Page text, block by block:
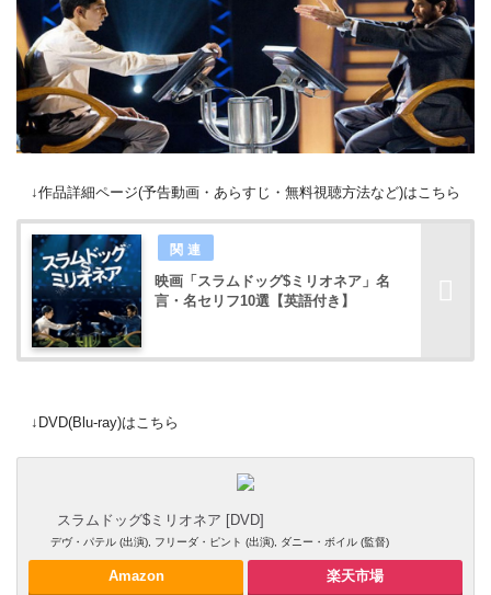
↓作品詳細ページ(予告動画・あらすじ・無料視聴方法など)はこちら
映画「スラムドッグ$ミリオネア」名
言・名セリフ10選【英語付き】
↓DVD(Blu-ray)はこちら
スラムドッグ$ミリオネア [DVD]
デヴ・パテル (出演), フリーダ・ピント (出演), ダニー・ボイル (監督)
Amazon 楽天市場